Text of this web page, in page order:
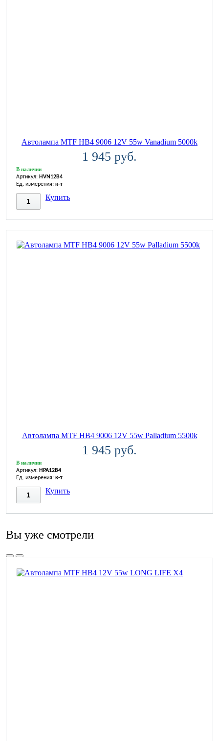
Автолампа MTF HB4 9006 12V 55w Vanadium 5000k
1 945 руб.
В наличии
Артикул: HVN12B4
Ед. измерения: к-т
Купить
Автолампа MTF HB4 9006 12V 55w Palladium 5500k
1 945 руб.
В наличии
Артикул: HPA12B4
Ед. измерения: к-т
Купить
Вы уже смотрели